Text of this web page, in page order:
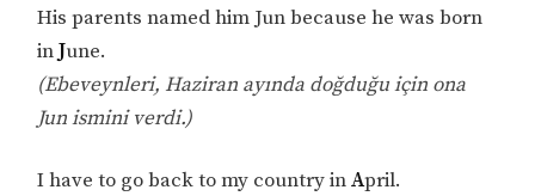
His parents named him Jun because he was born
inJune.
(Ebeveynleri, Haziran ayında doğduğu için ona
Jun ismini verdi.)
I have to go back to my country inApril.